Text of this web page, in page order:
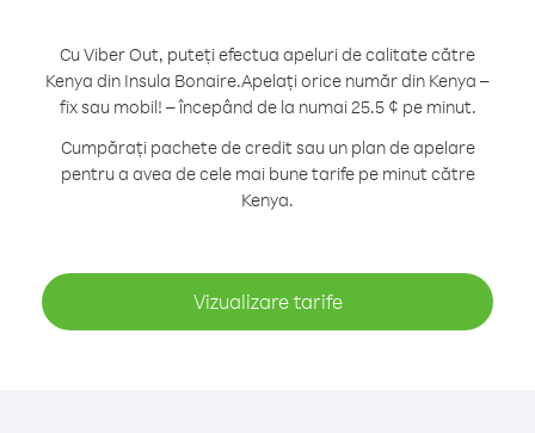
Cu Viber Out, puteți efectua apeluri de calitate către
Kenya din Insula Bonaire.Apelați orice număr din Kenya –
fix sau mobil! – începând de la numai 25.5 ¢ pe minut.
Cumpărați pachete de credit sau un plan de apelare
pentru a avea de cele mai bune tarife pe minut către
Kenya.
Vizualizare tarife